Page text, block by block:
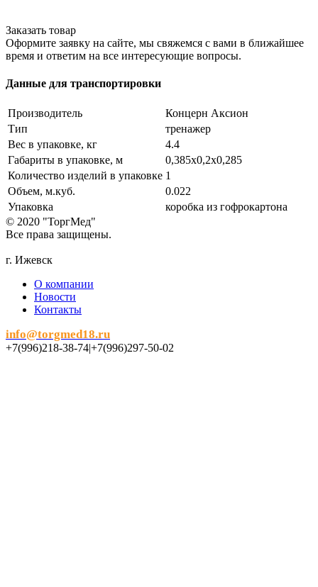
Заказать товар
Оформите заявку на сайте, мы свяжемся с вами в ближайшее
время и ответим на все интересующие вопросы.
Данные для транспортировки
Производитель
Концерн Аксион
Тип
тренажер
Вес в упаковке, кг
4.4
Габариты в упаковке, м
0,385х0,2х0,285
Количество изделий в упаковке 1
Объем, м.куб.
0.022
Упаковка
коробка из гофрокартона
© 2020 "ТоргМед"
Все права защищены.
г. Ижевск
О компании
Новости
Контакты
info@torgmed18.ru
+7(996)218-38-74|+7(996)297-50-02